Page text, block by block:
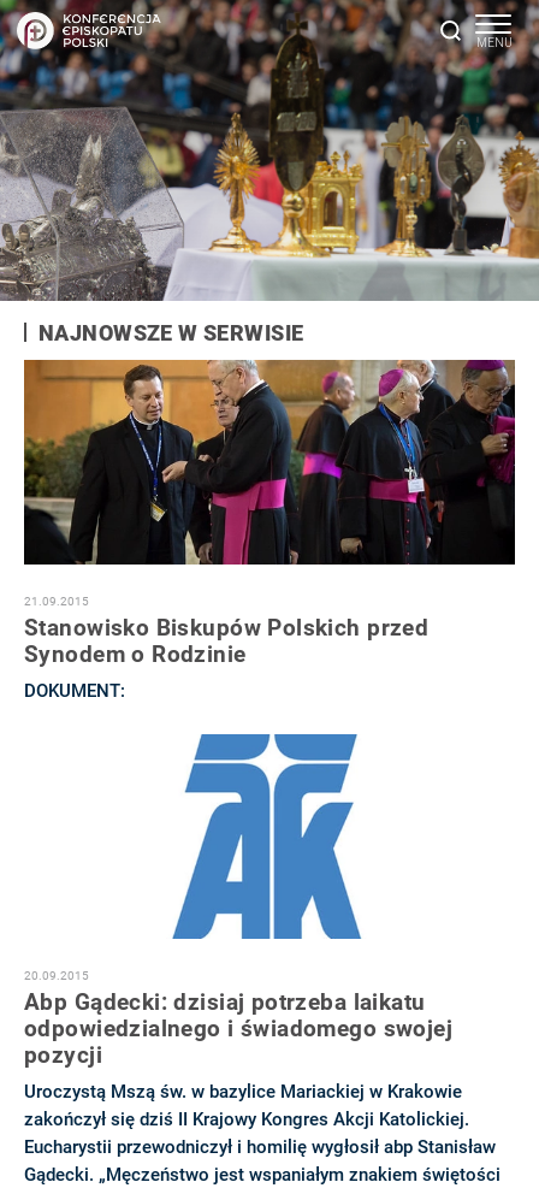
NAJNOWSZE W SERWISIE
21.09.2015
Stanowisko Biskupów Polskich przed
Synodem o Rodzinie
DOKUMENT:
20.09.2015
Abp Gądecki: dzisiaj potrzeba laikatu
odpowiedzialnego i świadomego swojej
pozycji
Uroczystą Mszą św. w bazylice Mariackiej w Krakowie
zakończył się dziś II Krajowy Kongres Akcji Katolickiej.
Eucharystii przewodniczył i homilię wygłosił abp Stanisław
Gądecki. „Męczeństwo jest wspaniałym znakiem świętości